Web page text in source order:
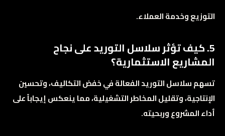
التوزيع وخدمة العملاء.
5. كيف تؤثر سلاسل التوريد على نجاح
المشاريع الاستثمارية؟
تسهم سلاسل التوريد الفعالة في خفض التكاليف، وتحسين
الإنتاجية، وتقليل المخاطر التشغيلية، مما ينعكس إيجاباً على
أداء المشروع وربحيته.